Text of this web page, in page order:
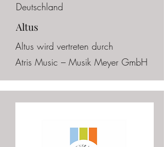
Deutschland
Altus
Altus wird vertreten durch
Atris Music – Musik Meyer GmbH